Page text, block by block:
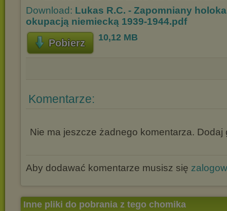
Download: Lukas R.C. - Zapomniany
okupacją niemiecką 1939-1944.pdf
Pobierz 10,12 MB
Komentarze:
Nie ma jeszcze żadnego komentarza. Dodaj
Aby dodawać komentarze musisz się
Inne pliki do pobrania z tego chomika